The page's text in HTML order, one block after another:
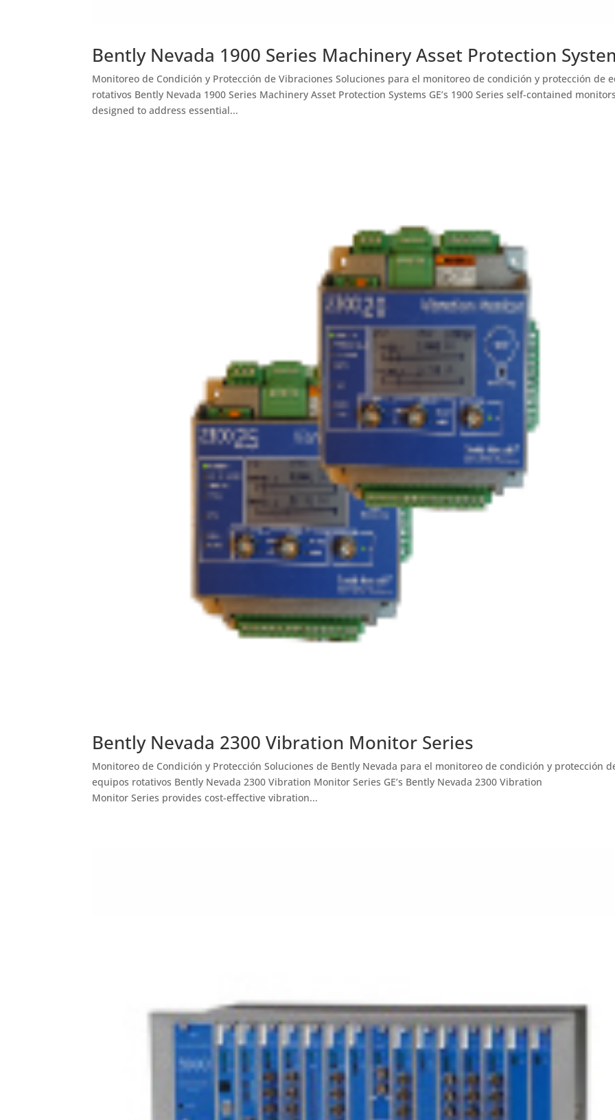
Bently Nevada 1900 Series Machinery Asset Protection
Monitoreo de Condición y Protección de Vibraciones Soluciones para el monitoreo de condición y protección de
rotativos Bently Nevada 1900 Series Machinery Asset Protection Systems GE’s 1900 Series self-contained
designed to address essential...
Bently Nevada 2300 Vibration Monitor Series
Monitoreo de Condición y Protección Soluciones de Bently Nevada para el monitoreo de condición y protección
equipos rotativos Bently Nevada 2300 Vibration Monitor Series GE’s Bently Nevada 2300 Vibration
Monitor Series provides cost-effective vibration...